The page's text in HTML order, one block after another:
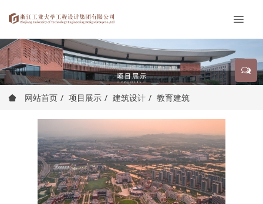
网站首页 项目展示 建筑设计 教育建筑